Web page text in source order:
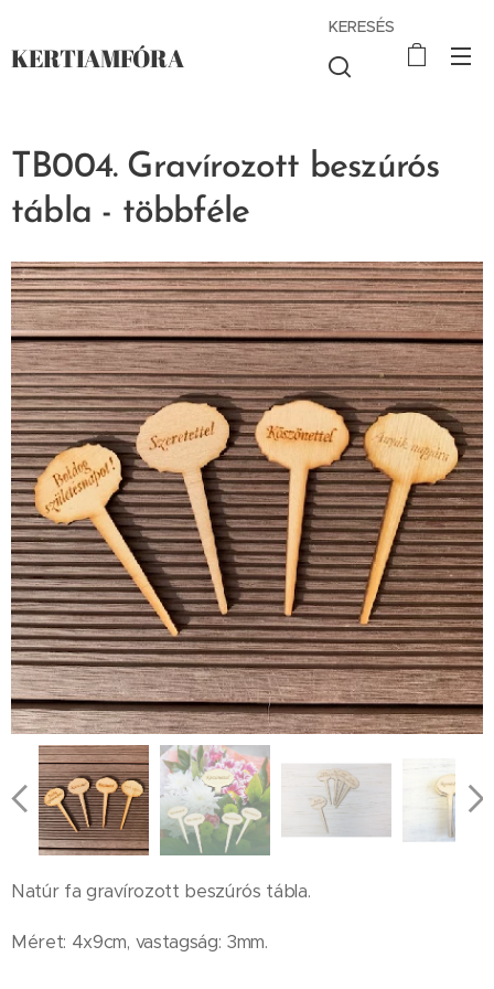
KERTIAMFÓRA
KERESÉS
TB004. Gravírozott beszúrós
tábla - többféle
Natúr fa gravírozott beszúrós tábla.
Méret: 4x9cm, vastagság: 3mm.